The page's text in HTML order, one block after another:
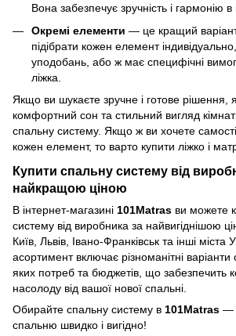
Вона забезпечує зручність і гармонію в
Окремі елементи — це кращий
підібрати кожен елемент
уподобань, або ж має специфічні
ліжка.
Якщо ви шукаєте зручне і готове рішення,
комфортний сон та стильний вигляд
спальну систему. Якщо ж ви хочете
кожен елемент, то варто купити ліжко і
Купити спальну систему від
найкращою ціною
В інтернет-магазині 101Matras ви можете
систему від виробника за найвигіднішою
Київ, Львів, Івано-Франківськ та інші міста
асортимент включає різноманітні
яких потреб та бюджетів, що забезпечить
насолоду від вашої нової спальні.
Обирайте спальну систему в 101Matras —
спальню швидко і вигідно!